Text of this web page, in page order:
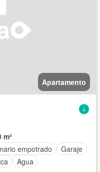
Apartamento
m²
empotrado
Garaje
Agua